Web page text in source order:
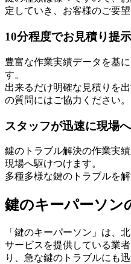
定していき、お客様のご要
10分程度でお見積り提示
豊富な作業実績データを基
す。
出来るだけ明確な見積りを
の質問にはご協力ください。
スタッフが迅速に現場
鍵のトラブル解決の作業実
現場へ駆けつけます。
多種多様な鍵のトラブルを解
鍵のキーパーソン
「鍵のキーパーソン」は、
サービスを提供している業
り、急な鍵のトラブルにも